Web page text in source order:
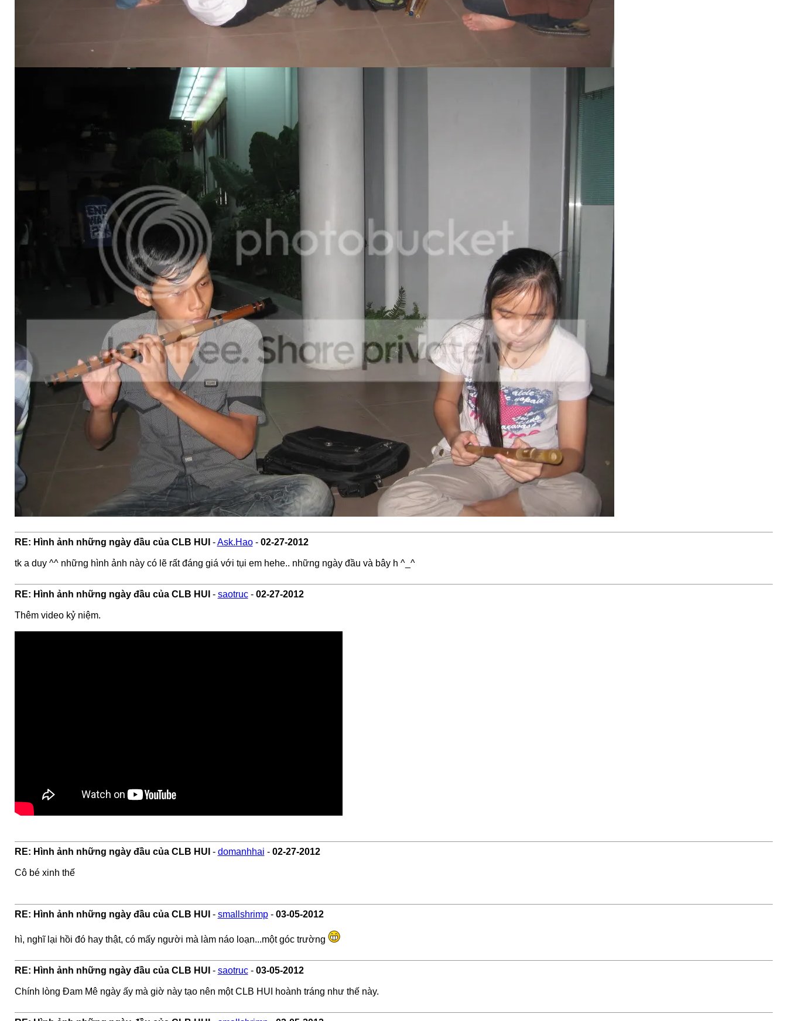
RE: Hình ảnh những ngày đầu của CLB HUI -Ask.Hao- 02-27-2012
tk a duy ^^ những hình ảnh này có lẽ rất đáng giá với tụi em hehe.. những ngày đầu và bây h ^_^
RE: Hình ảnh những ngày đầu của CLB HUI - saotruc- 02-27-2012
Thêm video kỷ niệm.
RE: Hình ảnh những ngày đầu của CLB HUI - domanhhai - 02-27-2012
Cô bé xinh thế
RE: Hình ảnh những ngày đầu của CLB HUI - smallshrimp- 03-05-2012
hì, nghĩ lại hồi đó hay thật, có mấy người mà làm náo loạn...một góc trường
RE: Hình ảnh những ngày đầu của CLB HUI - saotruc- 03-05-2012
Chính lòng Đam Mê ngày ấy mà giờ này tạo nên một CLB HUI hoành tráng như thế này.